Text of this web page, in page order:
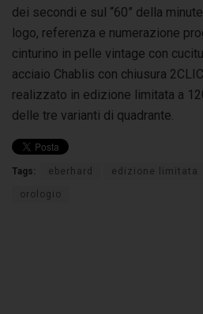
dei secondi e sul “60” della
logo, referenza e numerazione
cinturino in pelle vintage con
acciaio Chablis con chiusura
realizzato in edizione limitata a
delle tre varianti di quadrante.
Tags: eberhard edizione limitata
orologio